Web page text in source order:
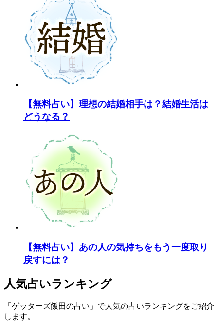
【無料占い】理想の結婚相手は？結婚生活は
どうなる？
【無料占い】あの人の気持ちをもう一度取り
戻すには？
人気占いランキング
「ゲッターズ飯田の占い」で人気の占いランキングをご紹介
します。